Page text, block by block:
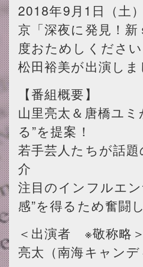
2018年9月1日（土
京「深夜に発見！
度おためしくださ
松田裕美が出演しま
【番組概要】
山里亮太＆唐橋ユ
る”を提案！
若手芸人たちが話
介
注目のインフルエ
感”を得るため奮闘
＜出演者 ※敬称略
亮太（南海キャン